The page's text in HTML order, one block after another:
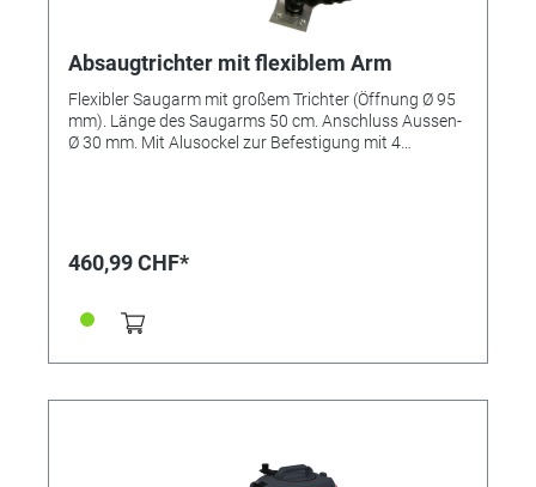
Absaugtrichter mit flexiblem Arm
Flexibler Saugarm mit großem Trichter (Öffnung Ø 95
mm). Länge des Saugarms 50 cm. Anschluss Aussen-
Ø 30 mm. Mit Alusockel zur Befestigung mit 4
460,99 CHF*